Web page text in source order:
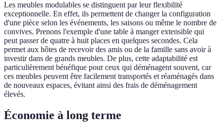
Les meubles modulables se distinguent par leur flexibilité
exceptionnelle. En effet, ils permettent de changer la configuration
d'une pièce selon les événements, les saisons ou même le nombre de
convives. Prenons l'exemple d'une table à manger extensible qui
peut passer de quatre à huit places en quelques secondes. Cela
permet aux hôtes de recevoir des amis ou de la famille sans avoir à
investir dans de grands meubles. De plus, cette adaptabilité est
particulièrement bénéfique pour ceux qui déménagent souvent, car
ces meubles peuvent être facilement transportés et réaménagés dans
de nouveaux espaces, évitant ainsi des frais de déménagement
élevés.
Économie à long terme